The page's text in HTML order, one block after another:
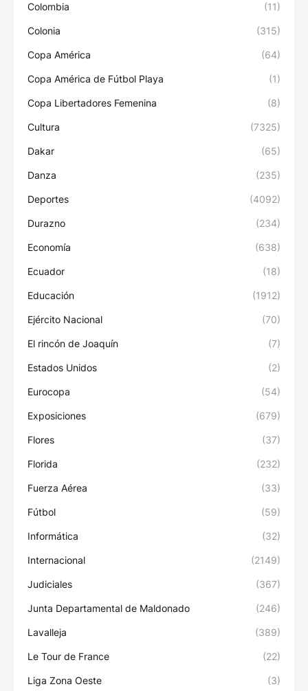
Colombia (11)
Colonia (315)
Copa América (64)
Copa América de Fútbol Playa (1)
Copa Libertadores Femenina (8)
Cultura (7325)
Dakar (65)
Danza (235)
Deportes (4092)
Durazno (234)
Economía (638)
Ecuador (18)
Educación (1912)
Ejército Nacional (70)
El rincón de Joaquín (7)
Estados Unidos (2)
Eurocopa (54)
Exposiciones (679)
Flores (37)
Florida (232)
Fuerza Aérea (33)
Fútbol (59)
Informática (32)
Internacional (2149)
Judiciales (367)
Junta Departamental de Maldonado (246)
Lavalleja (389)
Le Tour de France (22)
Liga Zona Oeste (3)